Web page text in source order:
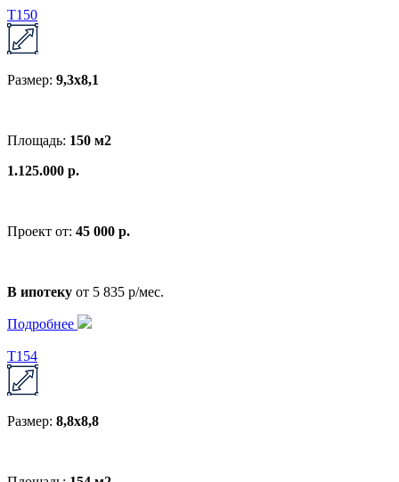
T150
Размер: 9,3х8,1
Площадь: 150 м2
1.125.000 р.
Проект от: 45 000 р.
В ипотеку от 5 835 р/мес.
Подробнее
T154
Размер: 8,8х8,8